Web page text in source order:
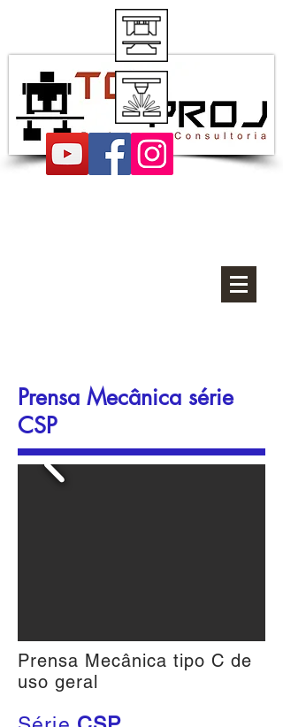
Prensa Mecânica série
CSP
Prensa Mecânica tipo C de
uso geral